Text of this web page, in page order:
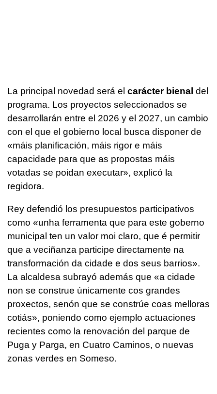
La principal novedad será el carácter bienal del
programa. Los proyectos seleccionados se
desarrollarán entre el 2026 y el 2027, un cambio
con el que el gobierno local busca disponer de
«máis planificación, máis rigor e máis
capacidade para que as propostas máis
votadas se poidan executar», explicó la
regidora.
Rey defendió los presupuestos participativos
como «unha ferramenta que para este goberno
municipal ten un valor moi claro, que é permitir
que a veciñanza participe directamente na
transformación da cidade e dos seus barrios».
La alcaldesa subrayó además que «a cidade
non se construe únicamente cos grandes
proxectos, senón que se constrúe coas melloras
cotiás», poniendo como ejemplo actuaciones
recientes como la renovación del parque de
Puga y Parga, en Cuatro Caminos, o nuevas
zonas verdes en Someso.